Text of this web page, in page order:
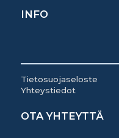
INFO
Tietosuojaseloste
Yhteystiedot
OTA YHTEYTTÄ